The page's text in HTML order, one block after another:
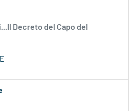
Decreto del Capo del